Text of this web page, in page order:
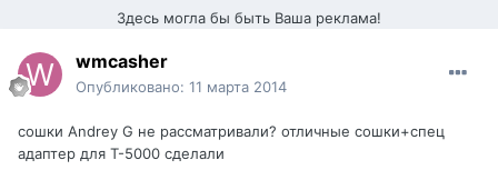
Здесь могла бы быть Ваша реклама!
wmcasher
Опубликовано: 11 марта 2014
сошки Andrey G не рассматривали? отличные сошки+спец
адаптер для T-5000 сделали